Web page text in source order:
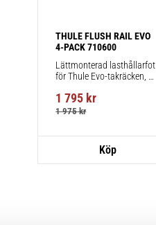
THULE FLUSH RAIL EVO
4-PACK 710600
Lättmonterad lasthållarfot
för Thule Evo-takräcken,
reling.
1 795 kr
1 975kr